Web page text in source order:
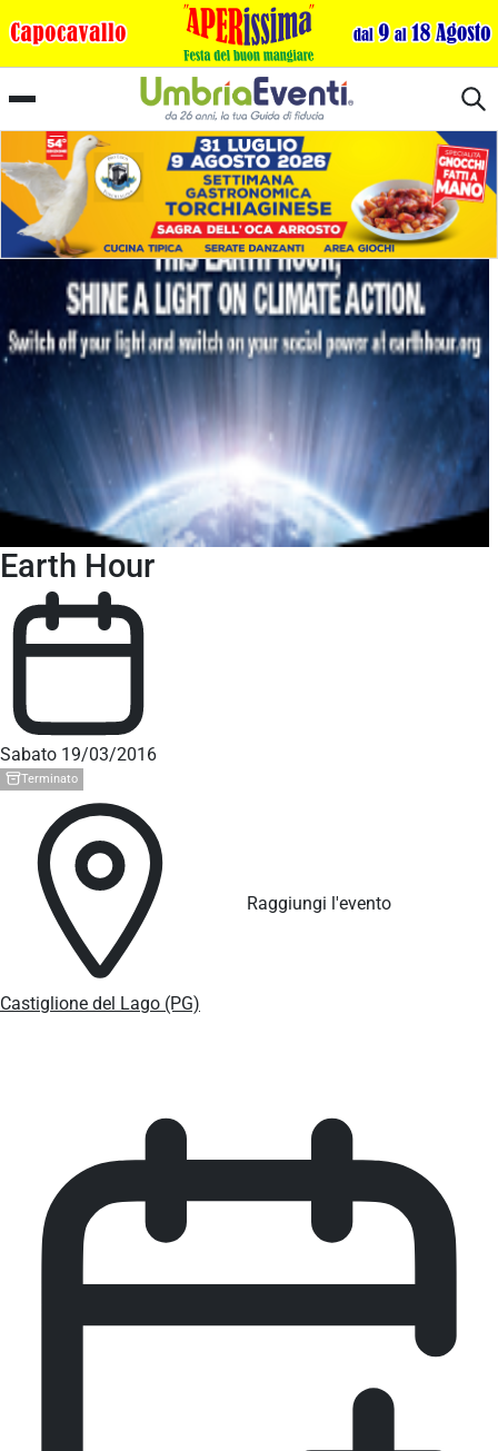
Earth Hour
Sabato 19/03/2016
Terminato
Castiglione del Lago (PG)
Raggiungi l'evento